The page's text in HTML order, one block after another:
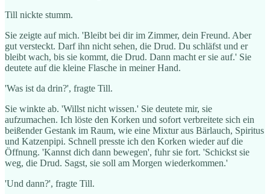
Till nickte stumm.
Sie zeigte auf mich. 'Bleibt bei dir im Zimmer, dein Freund. Aber
gut versteckt. Darf ihn nicht sehen, die Drud. Du schläfst und er
bleibt wach, bis sie kommt, die Drud. Dann macht er sie auf.' Sie
deutete auf die kleine Flasche in meiner Hand.
'Was ist da drin?', fragte Till.
Sie winkte ab. 'Willst nicht wissen.' Sie deutete mir, sie
aufzumachen. Ich löste den Korken und sofort verbreitete sich ein
beißender Gestank im Raum, wie eine Mixtur aus Bärlauch, Spiritus
und Katzenpipi. Schnell presste ich den Korken wieder auf die
Öffnung. 'Kannst dich dann bewegen', fuhr sie fort. 'Schickst sie
weg, die Drud. Sagst, sie soll am Morgen wiederkommen.'
'Und dann?', fragte Till.